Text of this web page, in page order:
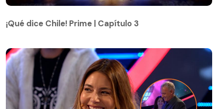
¡Qué dice Chile! Prime | Capítulo 3